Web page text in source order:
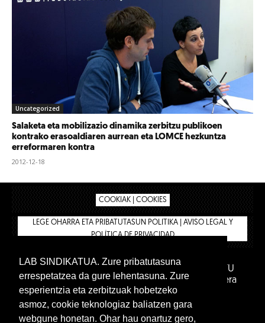
Uncategorized
Salaketa eta mobilizazio dinamika zerbitzu publikoen
kontrako erasoaldiaren aurrean eta LOMCE hezkuntza
erreformaren kontra
2012-12-18
COOKIAK | COOKIES
LEGE OHARRA ETA PRIBATUTASUN POLITIKA | AVISO LEGAL Y
POLÍTICA DE PRIVACIDAD
IPAR HEGOA FUNDAZIOA
AFILIATU
DENDA
BARNE GUNEA 🔑 Euskara Gaztelera
LAB SINDIKATUA. Zure pribatutasuna
errespetatzea da gure lehentasuna. Zure
esperientzia eta zerbitzuak hobetzeko
asmoz, cookie teknologiaz baliatzen gara
webgune honetan. Ohar hau onartuz gero,